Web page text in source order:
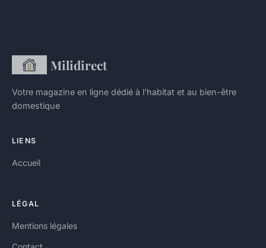
Milidirect
Votre magazine en ligne dédié à l'habitat et au bien-être
domestique
LIENS
Accueil
LÉGAL
Mentions légales